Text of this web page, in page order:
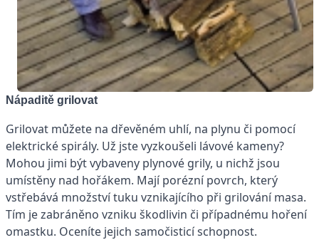
Nápaditě grilovat
Grilovat můžete na dřevěném uhlí, na plynu či pomocí
elektrické spirály. Už jste vyzkoušeli lávové kameny?
Mohou jimi být vybaveny plynové grily, u nichž jsou
umístěny nad hořákem. Mají porézní povrch, který
vstřebává množství tuku vznikajícího při grilování masa.
Tím je zabráněno vzniku škodlivin či případnému hoření
omastku. Oceníte jejich samočisticí schopnost.